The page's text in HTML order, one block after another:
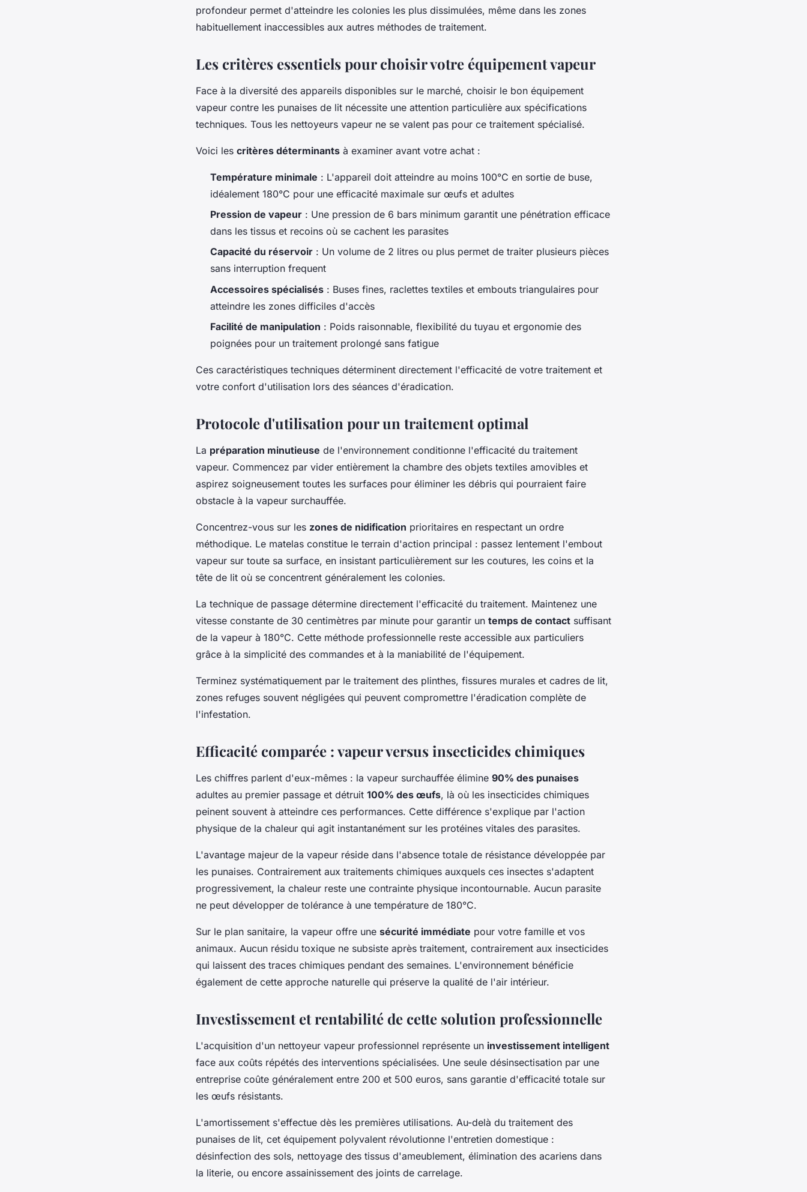
profondeur permet d'atteindre les colonies les plus dissimulées, même dans les zones
habituellement inaccessibles aux autres méthodes de traitement.
Les critères essentiels pour choisir votre équipement vapeur
Face à la diversité des appareils disponibles sur le marché, choisir le bon équipement
vapeur contre les punaises de lit nécessite une attention particulière aux spécifications
techniques. Tous les nettoyeurs vapeur ne se valent pas pour ce traitement spécialisé.
Voici les critères déterminants à examiner avant votre achat :
Température minimale : L'appareil doit atteindre au moins 100°C en sortie de buse,
idéalement 180°C pour une efficacité maximale sur œufs et adultes
Pression de vapeur : Une pression de 6 bars minimum garantit une pénétration efficace
dans les tissus et recoins où se cachent les parasites
Capacité du réservoir : Un volume de 2 litres ou plus permet de traiter plusieurs pièces
sans interruption frequent
Accessoires spécialisés : Buses fines, raclettes textiles et embouts triangulaires pour
atteindre les zones difficiles d'accès
Facilité de manipulation : Poids raisonnable, flexibilité du tuyau et ergonomie des
poignées pour un traitement prolongé sans fatigue
Ces caractéristiques techniques déterminent directement l'efficacité de votre traitement et
votre confort d'utilisation lors des séances d'éradication.
Protocole d'utilisation pour un traitement optimal
La préparation minutieuse de l'environnement conditionne l'efficacité du traitement
vapeur. Commencez par vider entièrement la chambre des objets textiles amovibles et
aspirez soigneusement toutes les surfaces pour éliminer les débris qui pourraient faire
obstacle à la vapeur surchauffée.
Concentrez-vous sur les zones de nidification prioritaires en respectant un ordre
méthodique. Le matelas constitue le terrain d'action principal : passez lentement l'embout
vapeur sur toute sa surface, en insistant particulièrement sur les coutures, les coins et la
tête de lit où se concentrent généralement les colonies.
La technique de passage détermine directement l'efficacité du traitement. Maintenez une
vitesse constante de 30 centimètres par minute pour garantir un temps de contact suffisant
de la vapeur à 180°C. Cette méthode professionnelle reste accessible aux particuliers
grâce à la simplicité des commandes et à la maniabilité de l'équipement.
Terminez systématiquement par le traitement des plinthes, fissures murales et cadres de lit,
zones refuges souvent négligées qui peuvent compromettre l'éradication complète de
l'infestation.
Efficacité comparée : vapeur versus insecticides chimiques
Les chiffres parlent d'eux-mêmes : la vapeur surchauffée élimine 90% des punaises
adultes au premier passage et détruit 100% des œufs, là où les insecticides chimiques
peinent souvent à atteindre ces performances. Cette différence s'explique par l'action
physique de la chaleur qui agit instantanément sur les protéines vitales des parasites.
L'avantage majeur de la vapeur réside dans l'absence totale de résistance développée par
les punaises. Contrairement aux traitements chimiques auxquels ces insectes s'adaptent
progressivement, la chaleur reste une contrainte physique incontournable. Aucun parasite
ne peut développer de tolérance à une température de 180°C.
Sur le plan sanitaire, la vapeur offre une sécurité immédiate pour votre famille et vos
animaux. Aucun résidu toxique ne subsiste après traitement, contrairement aux insecticides
qui laissent des traces chimiques pendant des semaines. L'environnement bénéficie
également de cette approche naturelle qui préserve la qualité de l'air intérieur.
Investissement et rentabilité de cette solution professionnelle
L'acquisition d'un nettoyeur vapeur professionnel représente un investissement intelligent
face aux coûts répétés des interventions spécialisées. Une seule désinsectisation par une
entreprise coûte généralement entre 200 et 500 euros, sans garantie d'efficacité totale sur
les œufs résistants.
L'amortissement s'effectue dès les premières utilisations. Au-delà du traitement des
punaises de lit, cet équipement polyvalent révolutionne l'entretien domestique :
désinfection des sols, nettoyage des tissus d'ameublement, élimination des acariens dans
la literie, ou encore assainissement des joints de carrelage.